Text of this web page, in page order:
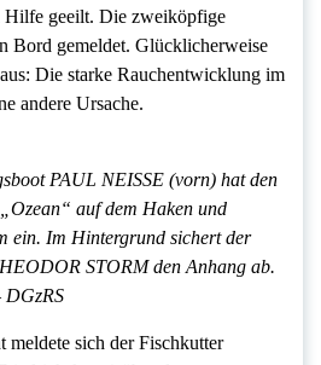
Hilfe geeilt. Die zweiköpfige
Bord gemeldet. Glücklicherweise
Die starke Rauchentwicklung im
andere Ursache.
PAUL NEISSE (vorn) hat den
auf dem Haken und
ein. Im Hintergrund sichert der
STORM den Anhang ab.
DGzRS
sich der Fischkutter